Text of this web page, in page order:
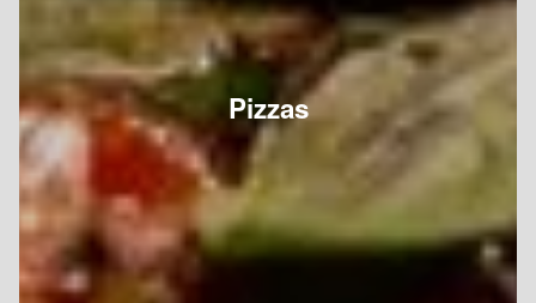
Pizzas